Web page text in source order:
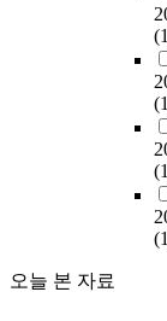
오늘 본 자료